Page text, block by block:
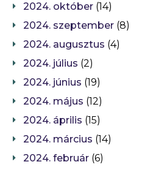
2024. október (14)
2024. szeptember (8)
2024. augusztus (4)
2024. július (2)
2024. június (19)
2024. május (12)
2024. április (15)
2024. március (14)
2024. február (6)